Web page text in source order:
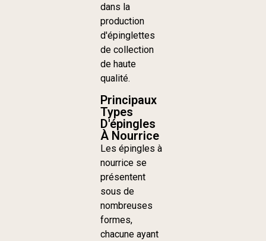
dans la
production
d'épinglettes
de collection
de haute
qualité.
Principaux
Types
D'épingles
À Nourrice
Les épingles à
nourrice se
présentent
sous de
nombreuses
formes,
chacune ayant